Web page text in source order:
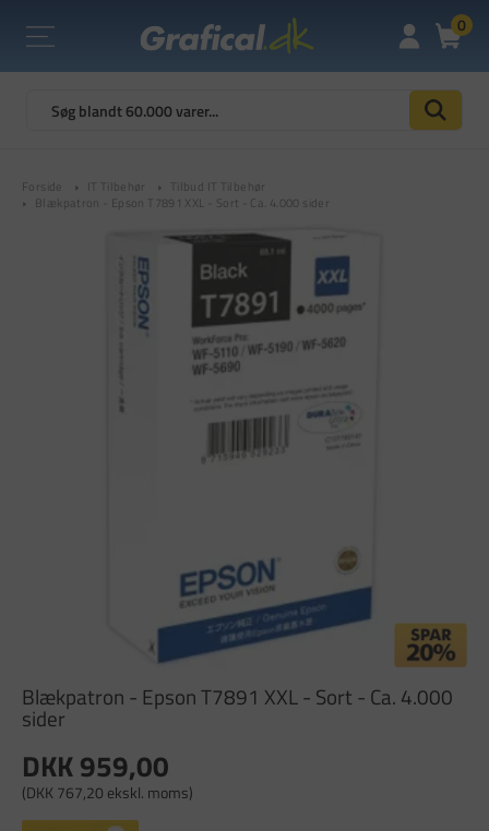
0
Forside IT Tilbehør
Tilbud IT Tilbehør
Blækpatron - Epson T7891 XXL - Sort - Ca. 4.000 sider
Blækpatron - Epson T7891 XXL - Sort - Ca. 4.000
sider
DKK 959,00
(DKK 767,20 ekskl. moms)